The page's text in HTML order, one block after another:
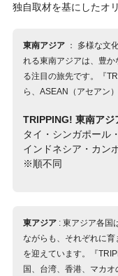
独自取材を基にしたオ
東南アジア： 多様な文
れる東南アジアは、豊
る注目の旅先です。『
ら、ASEAN（アセアン
TRIPPING! 東南アジ
タイ・シンガポール
インドネシア・カン
※順不同
東アジア: 東アジア各国
ながらも、それぞれに
を迎えています。『
国、台湾、香港、マカオ